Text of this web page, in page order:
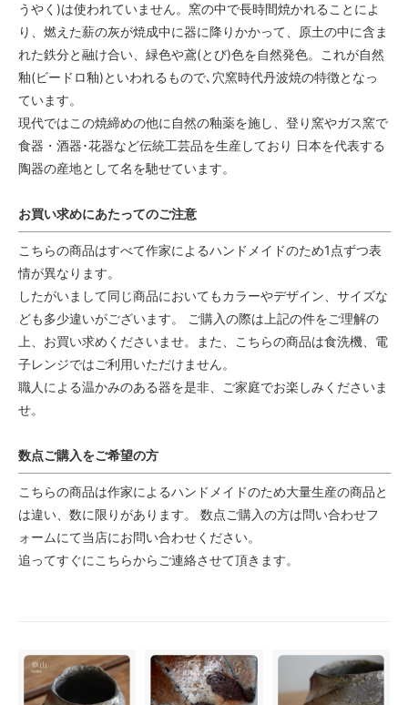
うやく)は使われていません。窯の中で長時間焼かれることによ
り、燃えた薪の灰が焼成中に器に降りかかって、原土の中に含ま
れた鉄分と融け合い、緑色や鳶(とび)色を自然発色。これが自然
釉(ビードロ釉)といわれるもので､穴窯時代丹波焼の特徴となっ
ています。
現代ではこの焼締めの他に自然の釉薬を施し、登り窯やガス窯で
食器・酒器･花器など伝統工芸品を生産しており 日本を代表する
陶器の産地として名を馳せています。
お買い求めにあたってのご注意
こちらの商品はすべて作家によるハンドメイドのため1点ずつ表
情が異なります。
したがいまして同じ商品においてもカラーやデザイン、サイズな
ども多少違いがございます。 ご購入の際は上記の件をご理解の
上、お買い求めくださいませ。また、こちらの商品は食洗機、電
子レンジではご利用いただけません。
職人による温かみのある器を是非、ご家庭でお楽しみくださいま
せ。
数点ご購入をご希望の方
こちらの商品は作家によるハンドメイドのため大量生産の商品と
は違い、数に限りがあります。 数点ご購入の方は問い合わせフ
ォームにて当店にお問い合わせください。
追ってすぐにこちらからご連絡させて頂きます。